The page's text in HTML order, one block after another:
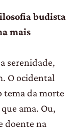
budista
mais
serenidade,
O ocidental
tema da morte
ama. Ou,
doente na